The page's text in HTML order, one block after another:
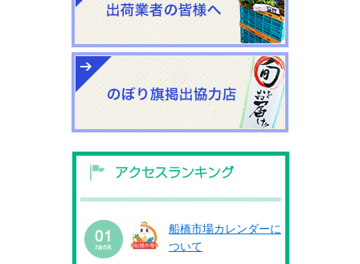
船橋市場カレンダーに
ついて